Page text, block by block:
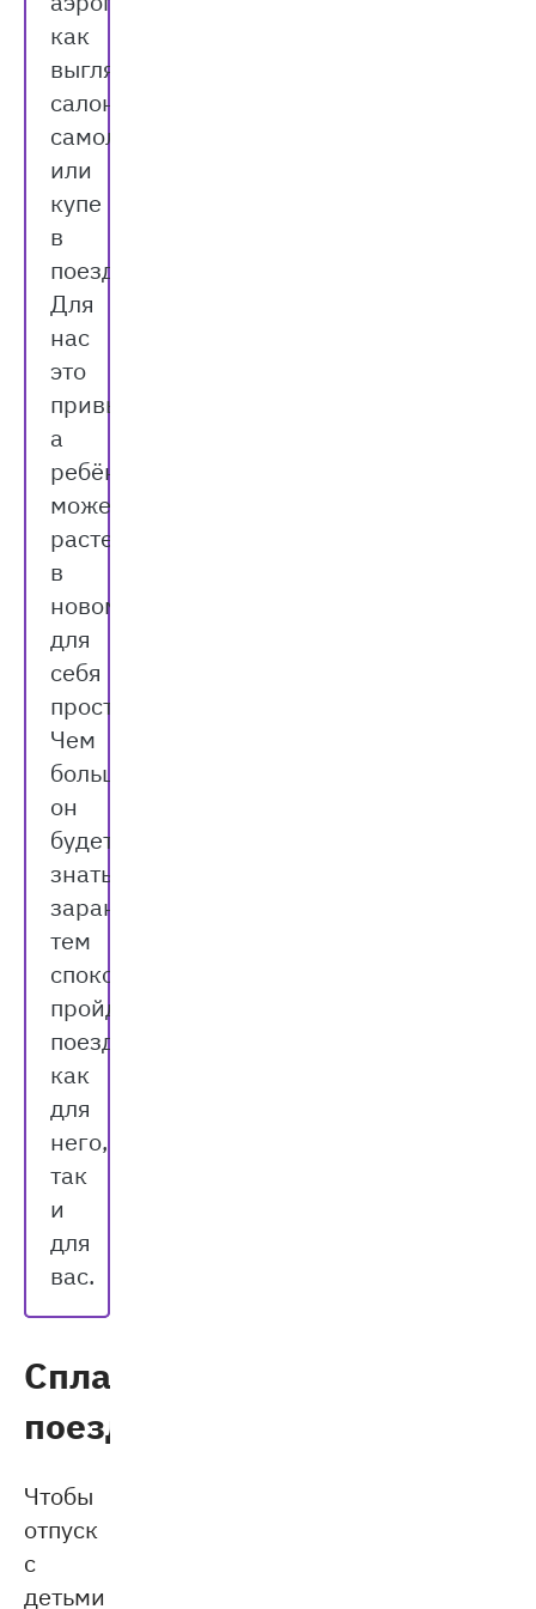
как
выглядит
салон
самолёта
или
купе
в
поезде.
Для
нас
это
привычно,
а
ребёнок
может
растеряться
в
новом
для
себя
пространстве.
Чем
больше
он
будет
знать
заранее,
тем
спокойнее
пройдёт
поездка
как
для
него,
так
и
для
вас.
Спланируйте
поездку
Чтобы
отпуск
с
детьми